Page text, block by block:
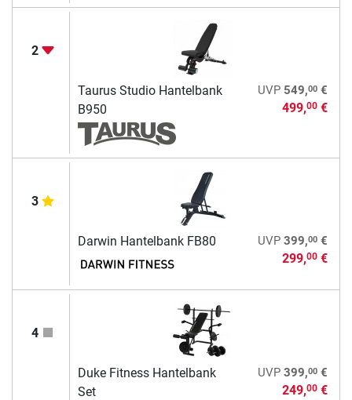
2
Taurus Studio Hantelbank
B950
UVP 549,00€
499,00€
3
Darwin Hantelbank FB80 UVP 399,00€
299,00€
4
Duke Fitness Hantelbank
Set
UVP 399,00€
249,00€